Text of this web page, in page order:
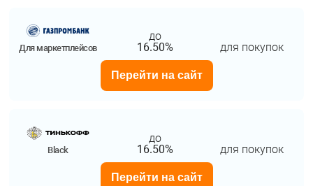
Для маркетплейсов
до
16.50%
для покупок
Перейти на сайт
Black
до
16.50%
для покупок
Перейти на сайт